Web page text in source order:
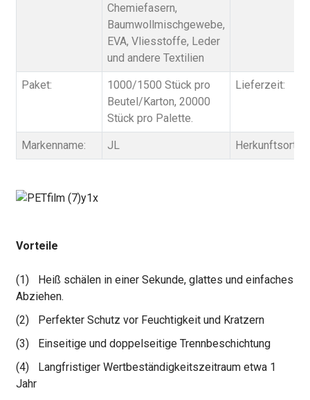
Chemiefasern,
Baumwollmischgewebe,
EVA, Vliesstoffe, Leder
und andere Textilien
Paket:
1000/1500 Stück pro
Beutel/Karton, 20000
Stück pro Palette.
Lieferzeit:
Markenname: JL Herkunftsort:
Vorteile
(1)
Heiß schälen in einer Sekunde, glattes und einfaches
Abziehen.
(2)
Perfekter Schutz vor Feuchtigkeit und Kratzern
(3)
Einseitige und doppelseitige Trennbeschichtung
(4)
Langfristiger Wertbeständigkeitszeitraum etwa 1
Jahr